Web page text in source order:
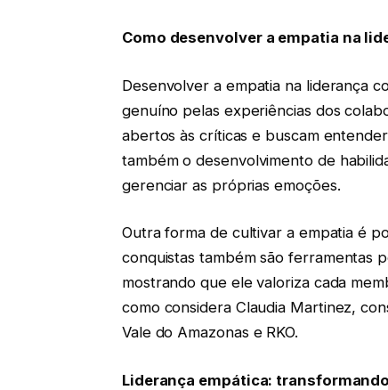
Como desenvolver a empatia na
Desenvolver a empatia na liderança
genuíno pelas experiências dos
abertos às críticas e buscam
também o desenvolvimento de
gerenciar as próprias emoções.
Outra forma de cultivar a empatia é
conquistas também são ferramentas
mostrando que ele valoriza cada
como considera Claudia Martinez,
Vale do Amazonas e RKO.
Liderança empática: